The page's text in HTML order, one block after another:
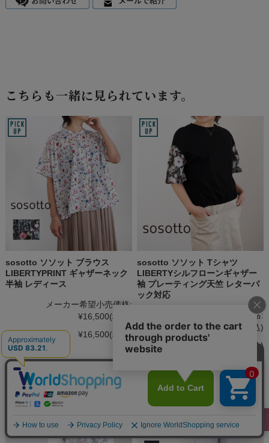
こちらも一緒に見られています。
sosotto ソソット ブラウス
LIBERTYPRINT ギャザーネック
半袖 レディース
メーカー希望小売価格:
¥16,500(税込)
¥16,500(税込)
sosotto ソソット Tシャツ
LIBERTYシルフローンギャザー
袖 プレーティング天竺 レターパ
ック対応
メーカー希望小売価格:
¥10,780(税込)
(税込)